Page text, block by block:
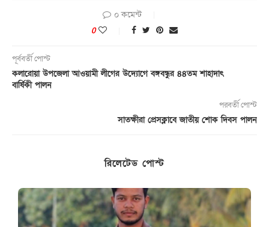
০ কমেন্ট
0
পূর্ববর্তী পোস্ট
কলারোয়া উপজেলা আওয়ামী লীগের উদ্যোগে বঙ্গবন্ধুর ৪৪তম শাহাদাৎ
বার্ষিকী পালন
পরবর্তী পোস্ট
সাতক্ষীরা প্রেসক্লাবে জাতীয় শোক দিবস পালন
রিলেটেড পোস্ট